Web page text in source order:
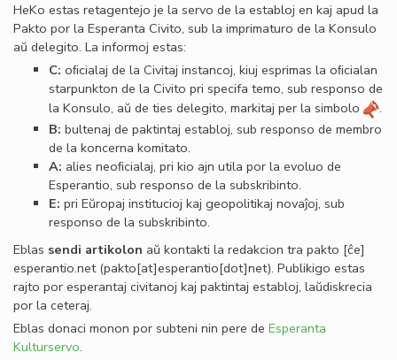
HeKo estas retagentejo je la servo de la establoj en kaj apud la
Pakto por la Esperanta Civito, sub la imprimaturo de la Konsulo
aŭ delegito. La informoj estas:
C: oﬁcialaj de la Civitaj instancoj, kiuj esprimas la oﬁcialan
starpunkton de la Civito pri specifa temo, sub responso de
la Konsulo, aŭ de ties delegito, markitaj per la simbolo
.
B: bultenaj de paktintaj establoj, sub responso de membro
de la koncerna komitato.
A: alies neoﬁcialaj, pri kio ajn utila por la evoluo de
Esperantio, sub responso de la subskribinto.
E: pri Eŭropaj institucioj kaj geopolitikaj novaĵoj, sub
responso de la subskribinto.
Eblas sendi artikolon aŭ kontakti la redakcion tra pakto [ĉe]
esperantio.net(pakto[at]esperantio[dot]net). Publikigo estas
rajto por esperantaj civitanoj kaj paktintaj establoj, laŭdiskrecia
por la ceteraj.
Eblas donaci monon por subteni nin pere de Esperanta
Kulturservo.